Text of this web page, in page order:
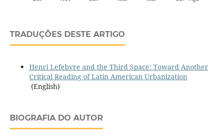
TRADUÇÕES DESTE ARTIGO
Henri Lefebvre and the Third Space: Toward Another
Critical Reading of Latin American Urbanization
(English)
BIOGRAFIA DO AUTOR